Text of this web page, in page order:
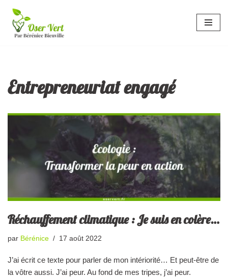
Aller
au
Entrepreneuriat engagé
Réchauffement climatique : Je suis en colère…
par Bérénice 17 août 2022
J’ai écrit ce texte pour parler de mon intériorité… Et peut-être de
la vôtre aussi. J’ai peur. Au fond de mes tripes, j’ai peur.